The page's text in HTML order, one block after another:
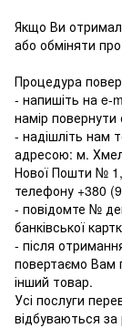
Якщо Ви
або обміняти
Процедура
- напишіть на e-
намір
- надішліть нам
адресою: м.
Нової Пошти №
телефону +380
- повідомте №
банківської
- після
повертаємо Вам
інший товар.
Усі послуги
відбуваються